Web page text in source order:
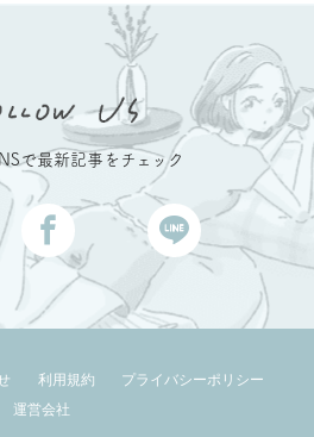
で最新記事をチェック
利用規約
プライバシーポリシー
運営会社